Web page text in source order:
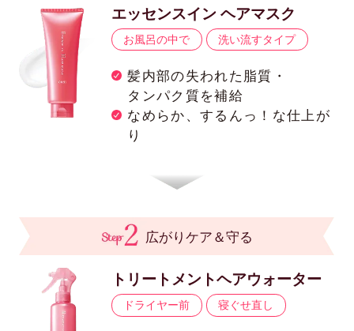
エッセンスイン ヘアマスク
お風呂の中で 洗い流すタイプ
髪内部の失われた脂質・
タンパク質を補給
なめらか、するんっ！な仕上が
り
広がりケア＆守る
トリートメントヘアウォーター
ドライヤー前 寝ぐせ直し